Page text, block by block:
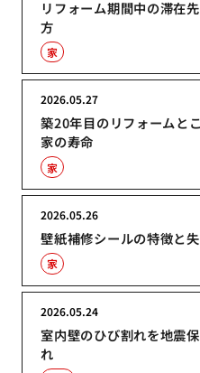
リフォーム期間中の滞在
方
家
築20年目のリフォームと
家の寿命
2026.05.27
家
壁紙補修シールの特徴と
2026.05.26
家
室内壁のひび割れを地震
れ
2026.05.24